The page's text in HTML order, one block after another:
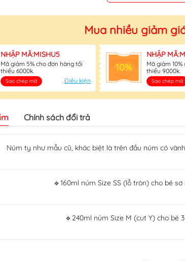
Mua nhiều giảm
NHẬP MÃ:MISHU5
Mã giảm 5% cho đơn hàng tối
thiểu 6000k.
Sao chép mã Điều kiện
10%
NHẬP
Mã giảm
thiểu 9000k.
Sao chép mã
Chính sách đổi trả
Núm ty như mẫu cũ, khác biệt là trên đầu núm có
🔹160ml núm Size SS (lỗ tròn) cho bé
🔹240ml núm Size M (cut Y) cho bé